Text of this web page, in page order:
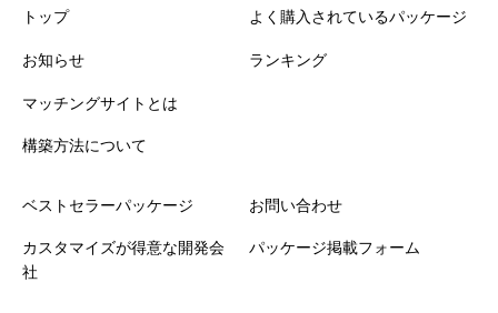
トップ
お知らせ
マッチングサイトとは
構築方法について
よく購入されているパッケージ
ランキング
ベストセラーパッケージ
カスタマイズが得意な開発会
社
お問い合わせ
パッケージ掲載フォーム